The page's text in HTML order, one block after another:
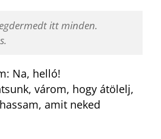
itt minden.
Na, helló!
várom, hogy átölelj,
amit neked